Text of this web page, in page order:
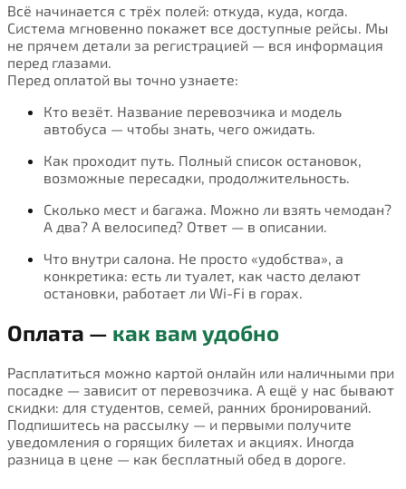
Всё начинается с трёх полей: откуда, куда, когда.
Система мгновенно покажет все доступные рейсы. Мы
не прячем детали за регистрацией — вся информация
перед глазами.
Перед оплатой вы точно узнаете:
Кто везёт. Название перевозчика и модель
автобуса — чтобы знать, чего ожидать.
Как проходит путь. Полный список остановок,
возможные пересадки, продолжительность.
Сколько мест и багажа. Можно ли взять чемодан?
А два? А велосипед? Ответ — в описании.
Что внутри салона. Не просто «удобства», а
конкретика: есть ли туалет, как часто делают
остановки, работает ли Wi-Fi в горах.
Оплата — как вам удобно
Расплатиться можно картой онлайн или наличными при
посадке — зависит от перевозчика. А ещё у нас бывают
скидки: для студентов, семей, ранних бронирований.
Подпишитесь на рассылку — и первыми получите
уведомления о горящих билетах и акциях. Иногда
разница в цене — как бесплатный обед в дороге.